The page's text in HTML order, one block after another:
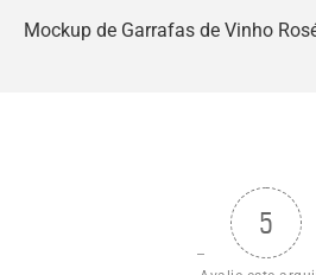
Mockup de Garrafas de Vinho
5